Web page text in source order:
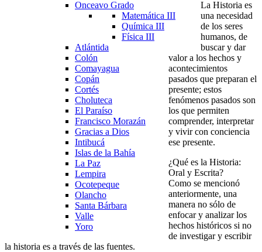
Onceavo Grado
Matemática III
Química III
Física III
Atlántida
Colón
Comayagua
Copán
Cortés
Choluteca
El Paraíso
Francisco Morazán
Gracias a Dios
Intibucá
Islas de la Bahía
La Paz
Lempira
Ocotepeque
Olancho
Santa Bárbara
Valle
Yoro
La Historia es
una necesidad
de los seres
humanos, de
buscar y dar
valor a los hechos y
acontecimientos
pasados que preparan el
presente; estos
fenómenos pasados son
los que permiten
comprender, interpretar
y vivir con conciencia
ese presente.
¿Qué es la Historia:
Oral y Escrita?
Como se mencionó
anteriormente, una
manera no sólo de
enfocar y analizar los
hechos históricos si no
de investigar y escribir
la historia es a través de las fuentes.